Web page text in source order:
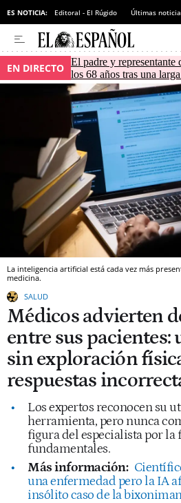
ES NOTICIA: Editoral - El Rúgido Últimas
EN DIRECTO El padre y
los 68 años tras una
La inteligencia artificial está cada vez más
medicina.
SALUD
Médicos advierten
entre sus pacientes:
sin exploración
respuestas
Los expertos reconocen su
herramienta, pero nunca
figura del especialista por la
fundamentales.
Más información:
una enfermedad pero la IA
insólito caso de la